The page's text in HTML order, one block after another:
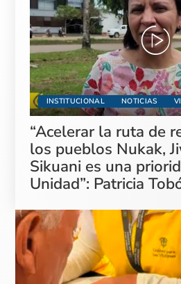
INSTITUCIONAL NOTICIAS
“Acelerar la ruta de
los pueblos Nukak,
Sikuani es una
Unidad”: Patricia